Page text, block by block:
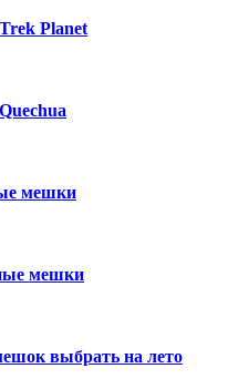
Planet
мешки
мешки
выбрать на лето